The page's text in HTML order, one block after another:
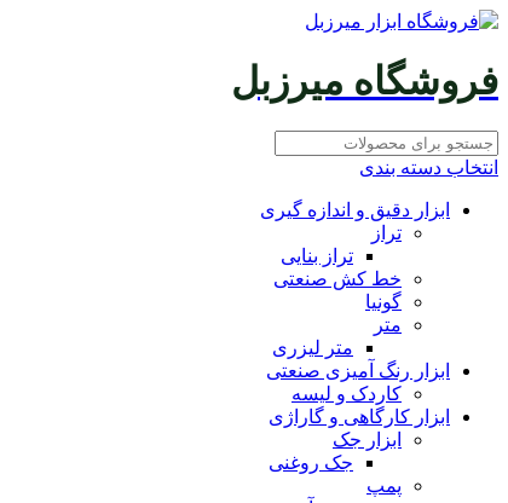
فروشگاه میرزبل
انتخاب دسته بندی
ابزار دقیق و اندازه گیری
تراز
تراز بنایی
خط کش صنعتی
گونیا
متر
متر لیزری
ابزار رنگ آمیزی صنعتی
کاردک و لیسه
ابزار کارگاهی و گاراژی
ابزار جک
جک روغنی
پمپ